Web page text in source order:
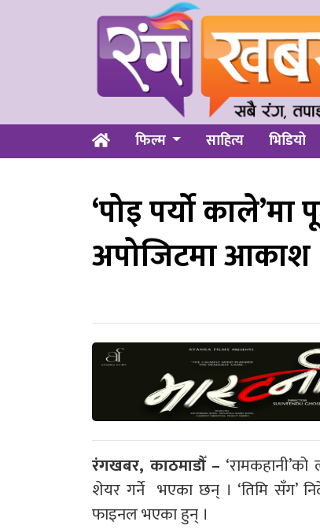
फिल्म साहित्य भिडियो
‘पोइ पर्यो
अपोजिटमा आकाश
रंगखबर, काठमाडौँ –
शेयर गर्ने भएका छन् । ‘तिमि सँग’
फाइनल भएका हुन् ।